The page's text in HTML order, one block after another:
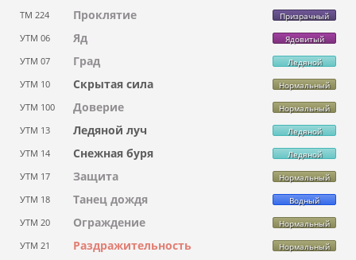
ТМ 224 Проклятие Призрачный
УТМ 06 Яд Ядовитый
УТМ 07 Град Ледяной
УТМ 10 Скрытая сила Нормальный
УТМ 100 Доверие Нормальный
УТМ 13 Ледяной луч Ледяной
УТМ 14 Снежная буря Ледяной
УТМ 17 Защита Нормальный
УТМ 18 Танец дождя Водный
УТМ 20 Ограждение Нормальный
УТМ 21 Раздражительность Нормальный